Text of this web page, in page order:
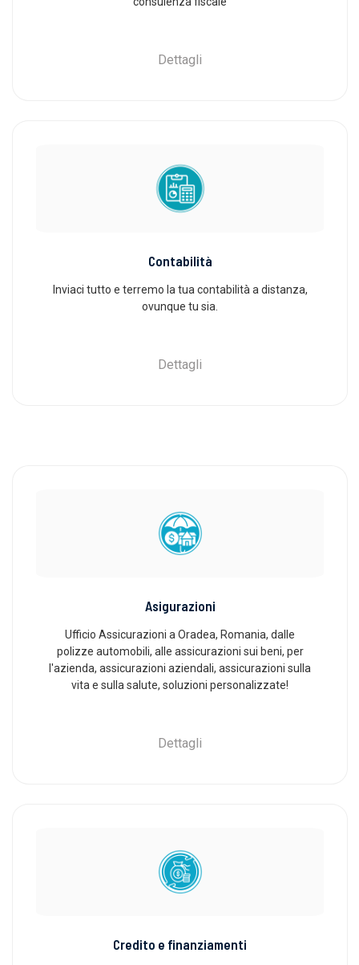
Dettagli
Contabilità
Inviaci tutto e terremo la tua contabilità a distanza,
ovunque tu sia.
Dettagli
Asigurazioni
Ufficio Assicurazioni a Oradea, Romania, dalle
polizze automobili, alle assicurazioni sui beni, per
l'azienda, assicurazioni aziendali, assicurazioni sulla
vita e sulla salute, soluzioni personalizzate!
Dettagli
Credito e finanziamenti